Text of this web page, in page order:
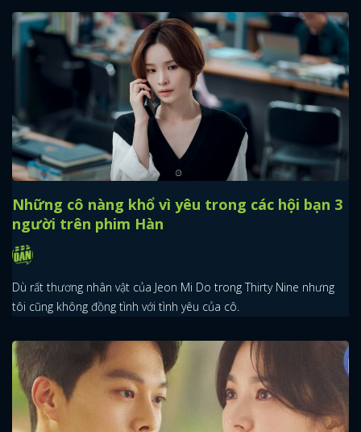
Những cô nàng khổ vì yêu trong các hội bạn 3
người trên phim Hàn
Dù rất thương nhân vật của Jeon Mi Do trong Thirty Nine nhưng
tôi cũng không đồng tình với tình yêu của cô.